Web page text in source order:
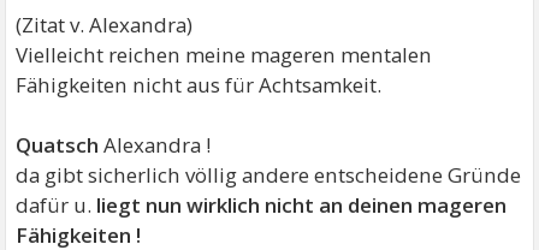
(Zitat v. Alexandra)
Vielleicht reichen meine mageren mentalen
Fähigkeiten nicht aus für Achtsamkeit.
Quatsch Alexandra !
da gibt sicherlich völlig andere entscheidene Gründe
dafür u. liegt nun wirklich nicht an deinen mageren
Fähigkeiten !